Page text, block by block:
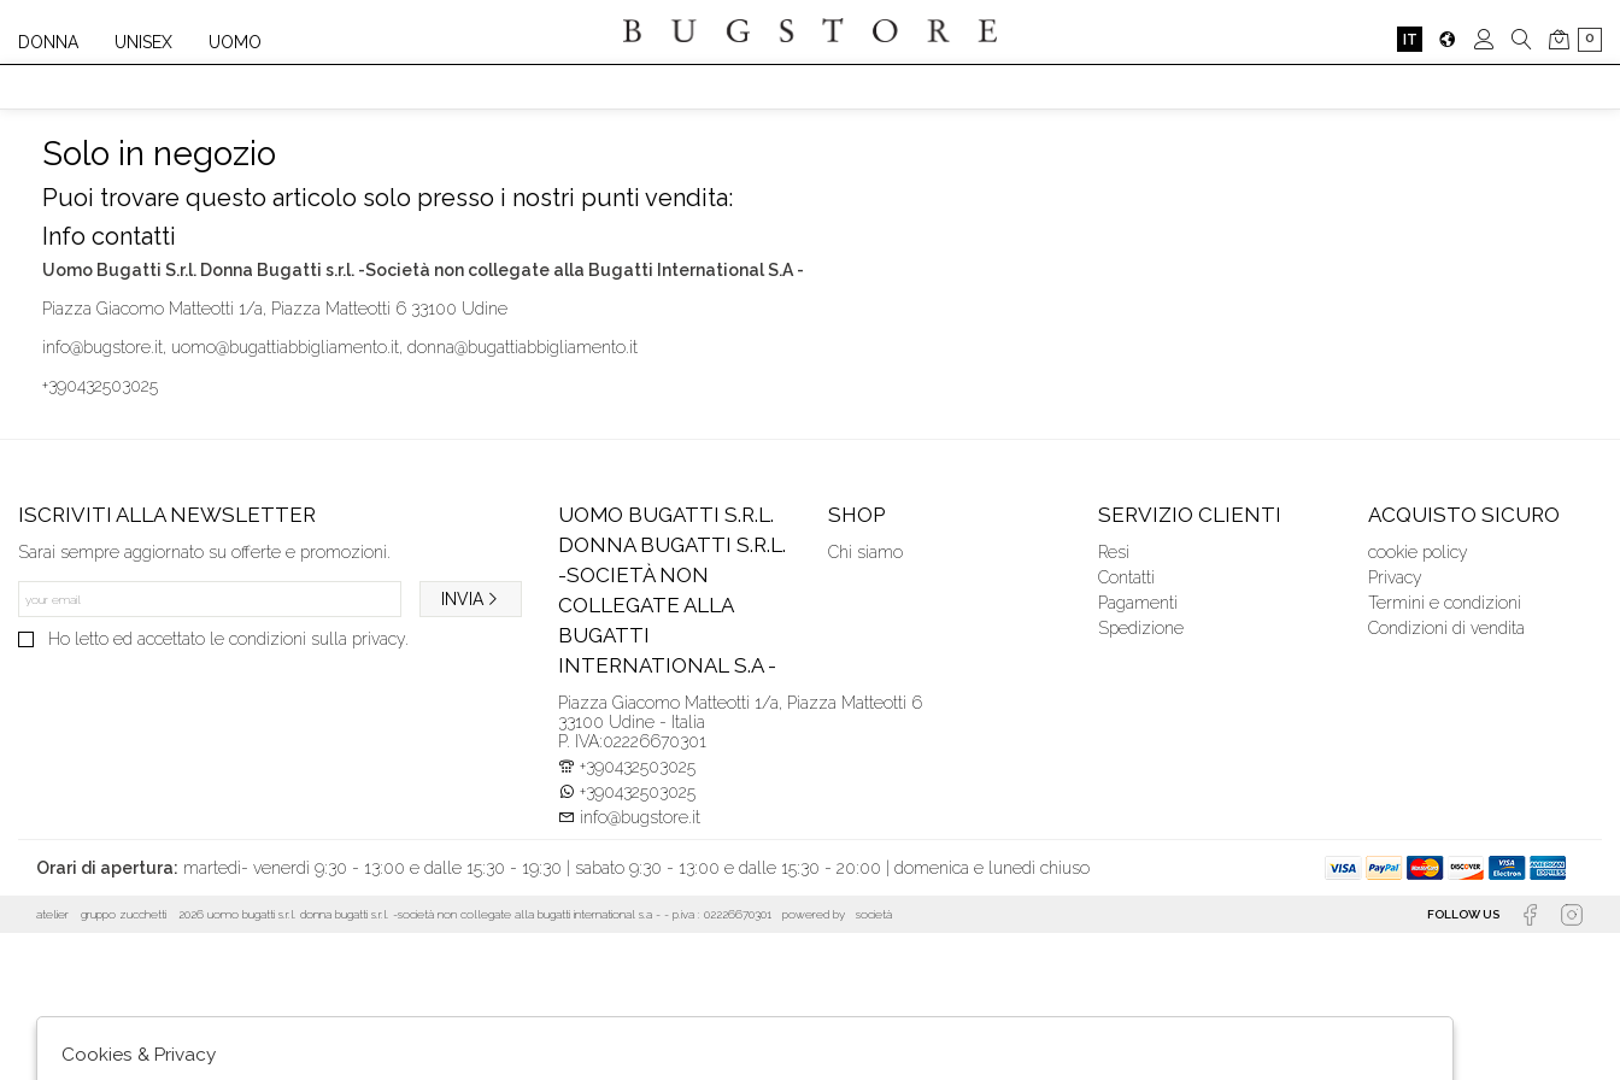
IT 0
DONNA UNISEX UOMO
Solo in negozio
Puoi trovare questo articolo solo presso i nostri punti vendita:
Info contatti
Uomo Bugatti S.r.l. Donna Bugatti s.r.l. -Società non collegate alla Bugatti International S.A -
Piazza Giacomo Matteotti 1/a, Piazza Matteotti 6 33100 Udine
info@bugstore.it, uomo@bugattiabbigliamento.it, donna@bugattiabbigliamento.it
+390432503025
ISCRIVITI ALLA NEWSLETTER
Sarai sempre aggiornato su offerte e promozioni.
Ho letto ed accettato le condizioni sulla privacy.
INVIA
UOMO BUGATTI S.R.L.
DONNA BUGATTI S.R.L.
-SOCIETÀ NON
COLLEGATE ALLA
BUGATTI
INTERNATIONAL S.A -
Piazza Giacomo Matteotti 1/a, Piazza Matteotti 6
33100 Udine - Italia
P. IVA:02226670301
+390432503025
+390432503025
info@bugstore.it
SHOP
Chi siamo
SERVIZIO CLIENTI
Resi
Contatti
Pagamenti
Spedizione
ACQUISTO SICURO
cookie policy
Privacy
Termini e condizioni
Condizioni di vendita
Orari di apertura: martedì- venerdì 9:30 - 13:00 e dalle 15:30 - 19:30 | sabato 9:30 - 13:00 e dalle 15:30 - 20:00 | domenica e lunedì chiuso
2026 uomo bugatti s.r.l. donna bugatti s.r.l. -società non collegate alla bugatti international s.a - - p.iva : 02226670301 powered by
atelier società
gruppo zucchetti FOLLOW US
Cookies & Privacy